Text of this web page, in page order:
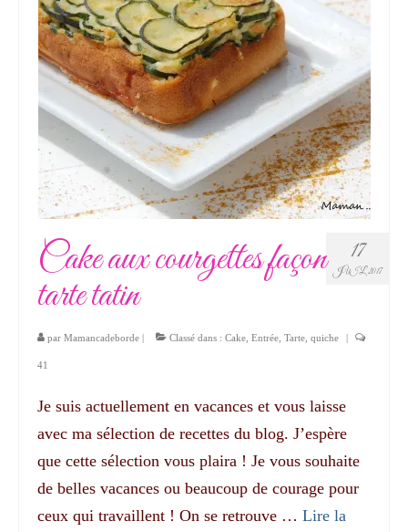
17
JUIL 2017
Cake aux courgettes façon
tarte tatin
par Mamancadeborde | Classé dans : Cake Entrée Tarte, quiche |
41
Je suis actuellement en vacances et vous laisse
avec ma sélection de recettes du blog. J’espère
que cette sélection vous plaira ! Je vous souhaite
de belles vacances ou beaucoup de courage pour
ceux qui travaillent ! On se retrouve … Lire la